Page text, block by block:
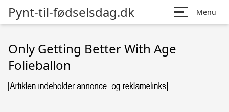
Pynt-til-fødselsdag.dk Menu
Only Getting Better With Age
Folieballon